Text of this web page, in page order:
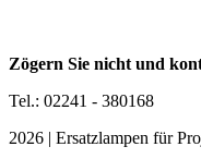
Zögern Sie nicht und
Tel.: 02241 - 380168
2026 | Ersatzlampen für